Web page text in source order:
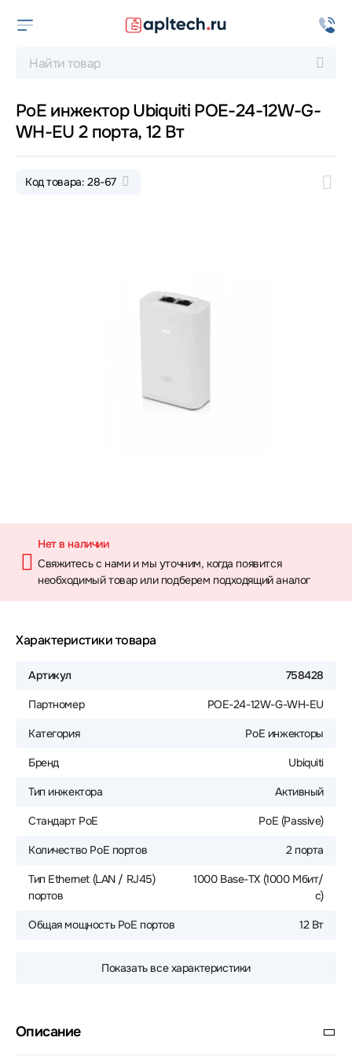
PoE инжектор Ubiquiti POE-24-12W-G-
WH-EU 2 порта, 12 Вт
Код товара: 28-67
Нет в наличии
Свяжитесь с нами и мы уточним, когда появится
необходимый товар или подберем подходящий аналог
Характеристики товара
Артикул 758428
Партномер POE-24-12W-G-WH-EU
Категория PoE инжекторы
Бренд Ubiquiti
Тип инжектора Активный
Стандарт PoE PoE (Passive)
Количество PoE портов 2 порта
Тип Ethernet (LAN / RJ45)
портов
1000 Base-TX (1000 Мбит/
с)
Общая мощность PoE портов 12 Вт
Показать все характеристики
Описание